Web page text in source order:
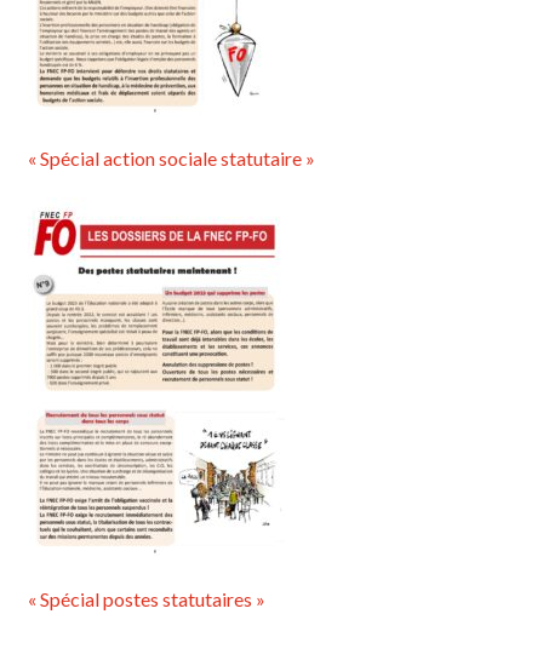
« Spécial action sociale statutaire »
« Spécial postes statutaires »